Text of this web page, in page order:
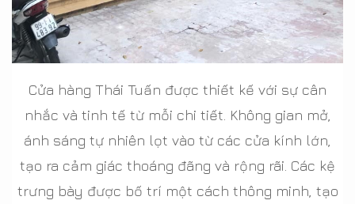
Cửa hàng Thái Tuấn được thiết kế với sự cân
nhắc và tinh tế từ mỗi chi tiết. Không gian mở,
ánh sáng tự nhiên lọt vào từ các cửa kính lớn,
tạo ra cảm giác thoáng đãng và rộng rãi. Các kệ
trưng bày được bố trí một cách thông minh, tạo